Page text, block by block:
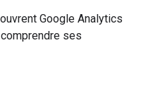
Google Analytics
ses